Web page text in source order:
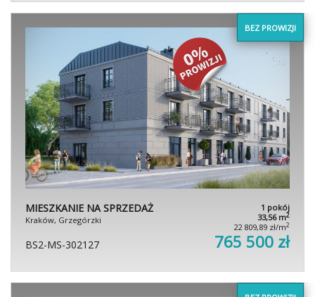
BEZ PROWIZJI
MIESZKANIE NA SPRZEDAŻ
Kraków, Grzegórzki
1 pokój
33,56 m2
22 809,89 zł/m2
BS2-MS-302127 765 500 zł